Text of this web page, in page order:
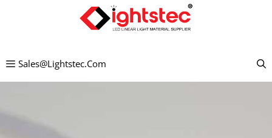
inhoudSales@lightstec.com